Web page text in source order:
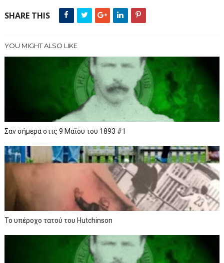
SHARE THIS
YOU MIGHT ALSO LIKE
Σαν σήμερα στις 9 Μαΐου του 1893 #1
To υπέροχο τατού του Ηutchinson